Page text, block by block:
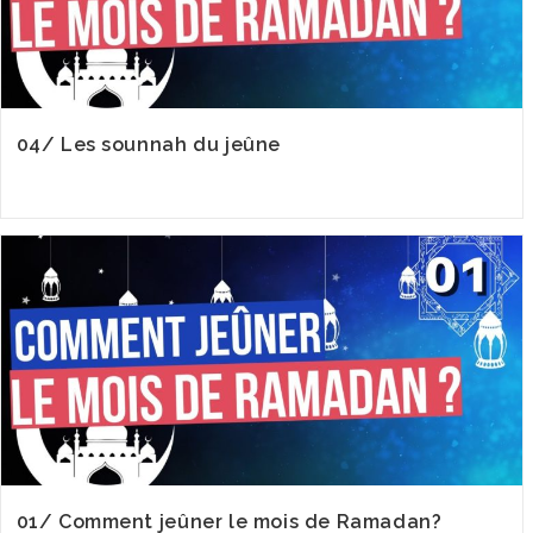
04/ Les sounnah du jeûne
01/ Comment jeûner le mois de Ramadan?